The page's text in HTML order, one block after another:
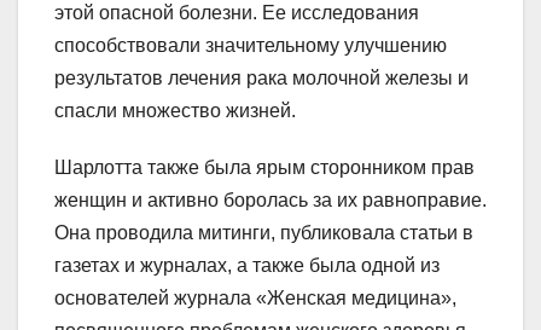
этой опасной болезни. Ее исследования
способствовали значительному улучшению
результатов лечения рака молочной железы и
спасли множество жизней.
Шарлотта также была ярым сторонником прав
женщин и активно боролась за их равноправие.
Она проводила митинги, публиковала статьи в
газетах и журналах, а также была одной из
основателей журнала «Женская медицина»,